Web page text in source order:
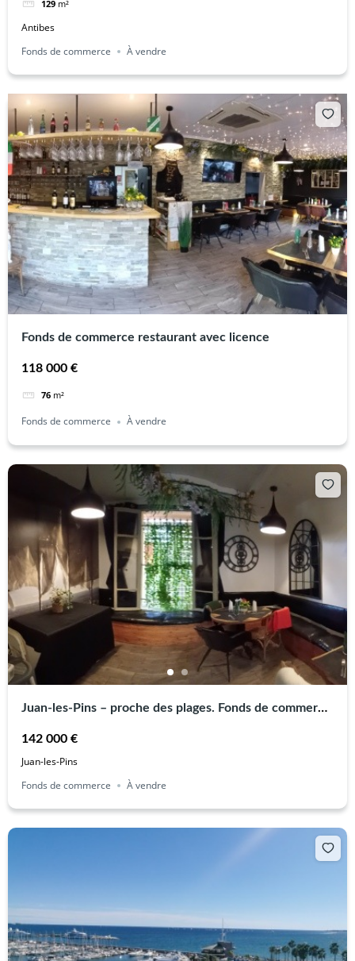
129 m²
Antibes
Fonds de commerce
À vendre
Fonds de commerce restaurant avec licence
118 000 €
76 m²
Fonds de commerce À vendre
Juan-les-Pins – proche des plages. Fonds de commerce
142 000 €
Juan-les-Pins
Fonds de commerce
À vendre